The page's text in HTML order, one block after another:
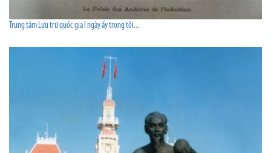
Trung tâm Lưu trữ quốc gia I ngày ấy trong tôi...